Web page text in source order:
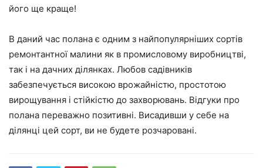
його ще краще!
В даний час полана є одним з найпопулярніших сортів
ремонтантної малини як в промисловому виробництві,
так і на дачних ділянках. Любов садівників
забезпечується високою врожайністю, простотою
вирощування і стійкістю до захворювань. Відгуки про
полана переважно позитивні. Висадивши у себе на
ділянці цей сорт, ви не будете розчаровані.